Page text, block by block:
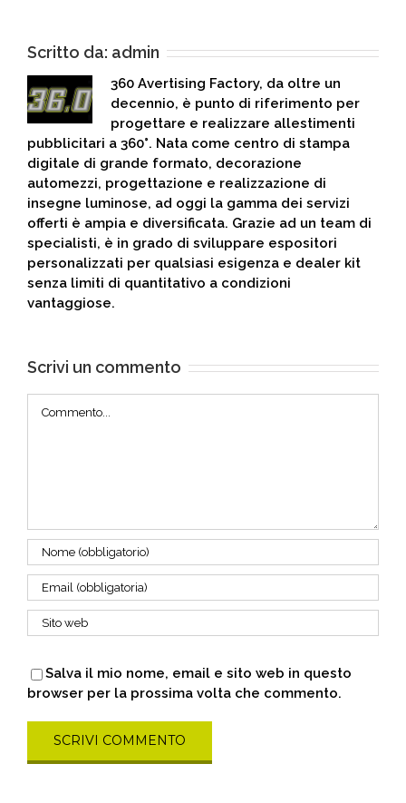
Scritto da: admin
360 Avertising Factory, da oltre un
decennio, è punto di riferimento per
progettare e realizzare allestimenti
pubblicitari a 360°. Nata come centro di stampa
digitale di grande formato, decorazione
automezzi, progettazione e realizzazione di
insegne luminose, ad oggi la gamma dei servizi
offerti è ampia e diversificata. Grazie ad un team di
specialisti, è in grado di sviluppare espositori
personalizzati per qualsiasi esigenza e dealer kit
senza limiti di quantitativo a condizioni
vantaggiose.
Scrivi un commento
Salva il mio nome, email e sito web in questo
browser per la prossima volta che commento.